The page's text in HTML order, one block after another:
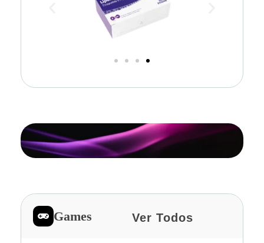
Games Ver Todos